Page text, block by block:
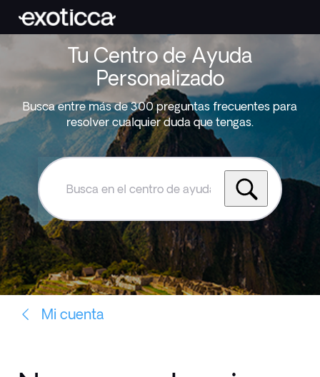
Tu Centro de Ayuda
Personalizado
Busca entre más de 300 preguntas frecuentes para
resolver cualquier duda que tengas.
Busca
el
centro
de
ayuda
de
Exoticca
Mi cuenta